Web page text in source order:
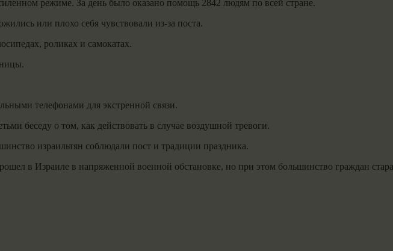
режиме. За день было оказано помощь 2842 людям по всей стране.
или плохо себя чувствовали из-за поста.
роликах и самокатах.
телефонами для экстренной связи.
беседу о том, как действовать в случае воздушной тревоги.
израильтян соблюдали пост и традиции праздника.
в Израиле в напряженной военной обстановке, но при этом большинство граждан